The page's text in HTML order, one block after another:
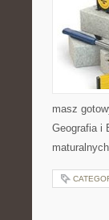
masz
Geografia i